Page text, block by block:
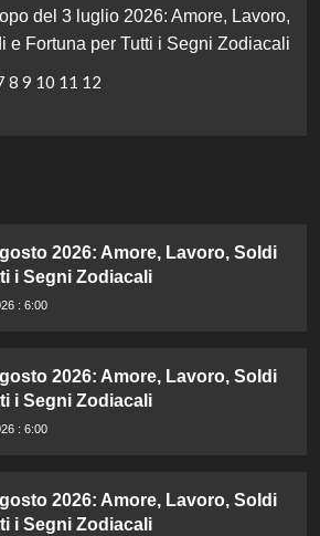
del 3 luglio 2026: Amore, Lavoro,
e Fortuna per Tutti i Segni Zodiacali
8 9 10 11 12
2026: Amore, Lavoro, Soldi
i Segni Zodiacali
: 6:00
2026: Amore, Lavoro, Soldi
i Segni Zodiacali
: 6:00
2026: Amore, Lavoro, Soldi
i Segni Zodiacali